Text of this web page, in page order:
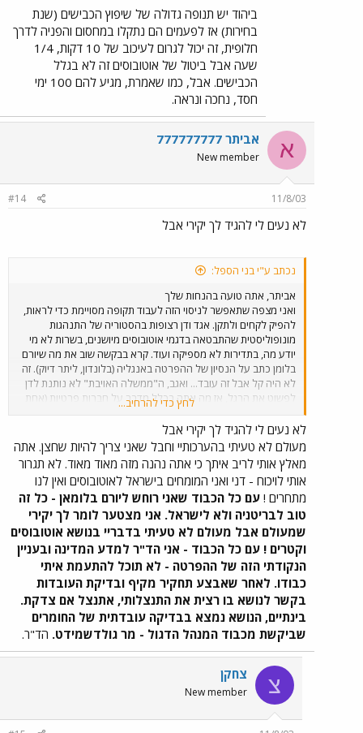
איזה שהוא הסבר לנושא) - אני חושב שחודש ושבוע זה
עדיין לא מספיק זמן לקביעת איכותה של חברת תחבורה
באזור צפוף ולא מאורגן כמו גוש דן (כמה זמן אורכת כל
עצירה בתחנה בשוק של פתח-תקווה עד שהנוסעים
עולים עם העגלות והשקיות?). מתוך עשר נסיעות
באוטובוס (דן ואגד), אולי שני נהגים זכרו להיכנס לנת"צ
החדש בז'בוטינסקי (אני כבר יודע לשבת בכיסאות
הקדמיים ולהזכיר לנהגים בצומת גהה) - מה יגידו
הנוסעים בתחנות בתוך הנת"צ שרואים את האוטובוסים
שלהם נוסעים מעבר לגדר ולא עוצרים?
ביהוד יש תנופה גדולה של שיפוץ הכבישים (שנת
בחירות) אז לפעמים הם נתקלו במחסום והפניה לדרך
חלופית, זה יכול לגרום לעיכוב של 10 דקות, 1/4
שעה אבל ביטול של אוטובוסים זה לא בגלל
הכבישים. אבל, כמו שאמרת, מגיע להם 100 ימי
חסד, נחכה ונראה.
א אביתר 777777777
New member
11/8/03
#14
לא נעים לי להגיד לך יקירי אבל
נכתב ע"י בני הספל:
אביתר, אתה טועה בהנחות שלך
ואני מצפה שתאפשר לניסוי הזה לעבוד תקופה מסויימת כדי לראות,
להפיק לקחים ולתקן. אגד ודן רצופות בהסטוריה של התנהגות
מונופוליסטית שהתבטאה בדגמי אוטובוסים מיושנים, בשרות לא מי
יודע מה, בתדירות לא מספיקה ועוד. קרא בבקשה שוב את מה שיורם
בלומן כתב על הנסיון של ההפרטה באנגליה (בלונדון, ליתר דיוק). זה
לא היה קל אבל זה עובד... ואגב, ה"ממשלה האויבת" לא נותנת לדן
לפשוט את הרגל, אז מה אתה בכלל מדבר על חברות פרטיות (אחת
בעצם) שקשה להן כלכלית? ואגב, מה שלום הויברטי?
לחץ כדי להרחיב...
לא נעים לי להגיד לך יקירי אבל
מעולם לא טעיתי בהערכותיי וחבל שאני צריך להיות שחצן. אתה
מאלץ אותי לריב איתך כי אתה נהנה מזה מאוד מאוד. לא תגרור
אותי לויכוח - דני ואני המומחים בישראל לאוטובוסים ואין לנו
מתחרים ! עם כל הכבוד שאני רוחש ליורם בלומאן - כל זה
טוב לבריטניה ולא לישראל. אני מצטער לומר לך יקירי
שמעולם אבל מעולם לא טעיתי בדבריי בנושא אוטובוסים
וקטרים ! עם כל הכבוד - אני הד"ר למדע המדינה ובעניין
הנקודתי הזה של ההפרטה - לא תוכל להתעמת איתי
כבודו. לאחר שאבצע תחקיר מקיף ובדיקת העובדות
בקשר לנושא בו רצית את התנצלותי, אתנצל אם צדקת.
בינתיים, הנושא נמצא בבדיקה עובדתית של החומרים
שביקשת מכבוד המנהל הדגול - מר גולדשמידט. הד"ר.
צ צחקן
New member